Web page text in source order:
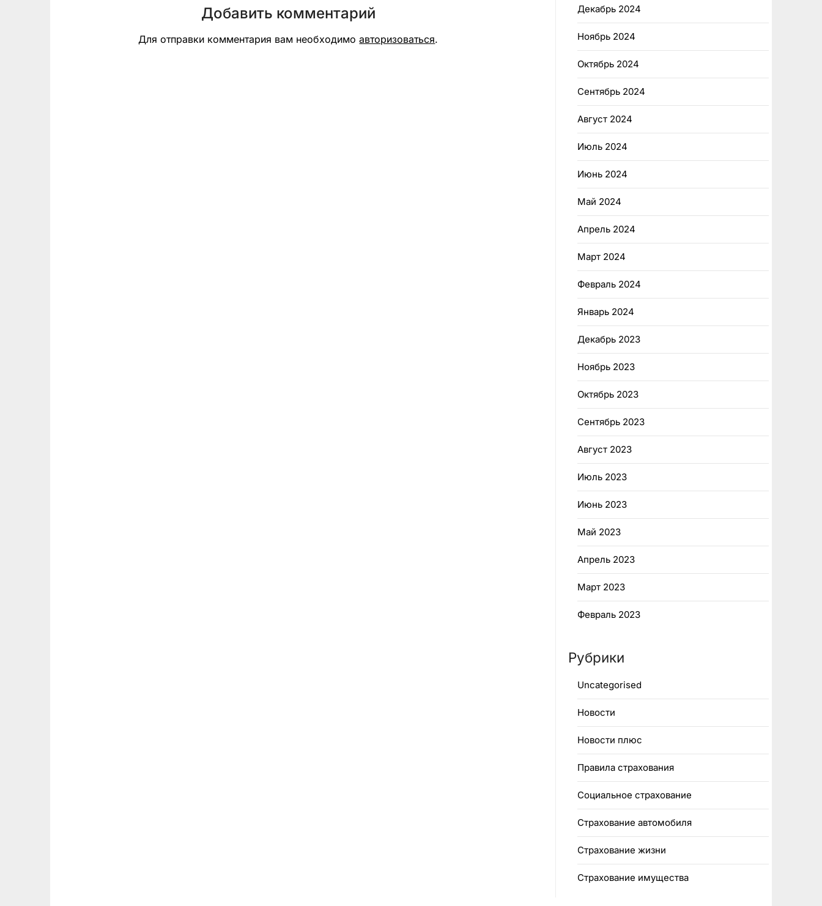
Добавить комментарий
Для отправки комментария вам необходимоавторизоваться.
Декабрь 2024
Ноябрь 2024
Октябрь 2024
Сентябрь 2024
Август 2024
Июль 2024
Июнь 2024
Май 2024
Апрель 2024
Март 2024
Февраль 2024
Январь 2024
Декабрь 2023
Ноябрь 2023
Октябрь 2023
Сентябрь 2023
Август 2023
Июль 2023
Июнь 2023
Май 2023
Апрель 2023
Март 2023
Февраль 2023
Рубрики
Uncategorised
Новости
Новости плюс
Правила страхования
Социальное страхование
Страхование автомобиля
Страхование жизни
Страхование имущества